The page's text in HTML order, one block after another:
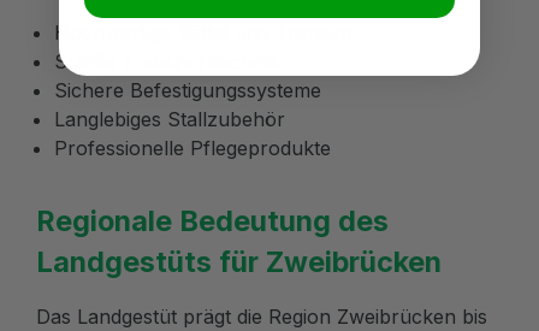
Hochwertige Sättel und Trensen
Stabile Transporttechnik
Sichere Befestigungssysteme
Langlebiges Stallzubehör
Professionelle Pflegeprodukte
Regionale Bedeutung des
Landgestüts für Zweibrücken
Das Landgestüt prägt die Region Zweibrücken bis